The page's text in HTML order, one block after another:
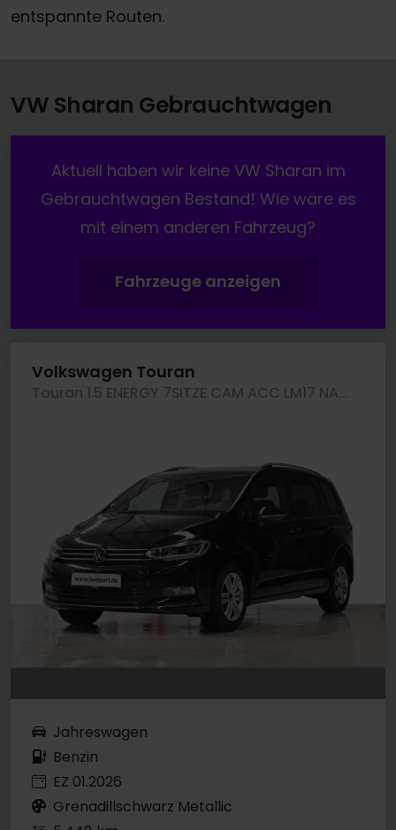
entspannte Routen.
VW Sharan Gebrauchtwagen
Aktuell haben wir keine VW Sharan im
Gebrauchtwagen Bestand! Wie wäre es
mit einem anderen Fahrzeug?
Fahrzeuge anzeigen
Volkswagen Touran
Touran 1.5 ENERGY 7SITZE CAM ACC LM17 NAVI
Jahreswagen
Benzin
EZ 01.2026
Grenadillschwarz Metallic